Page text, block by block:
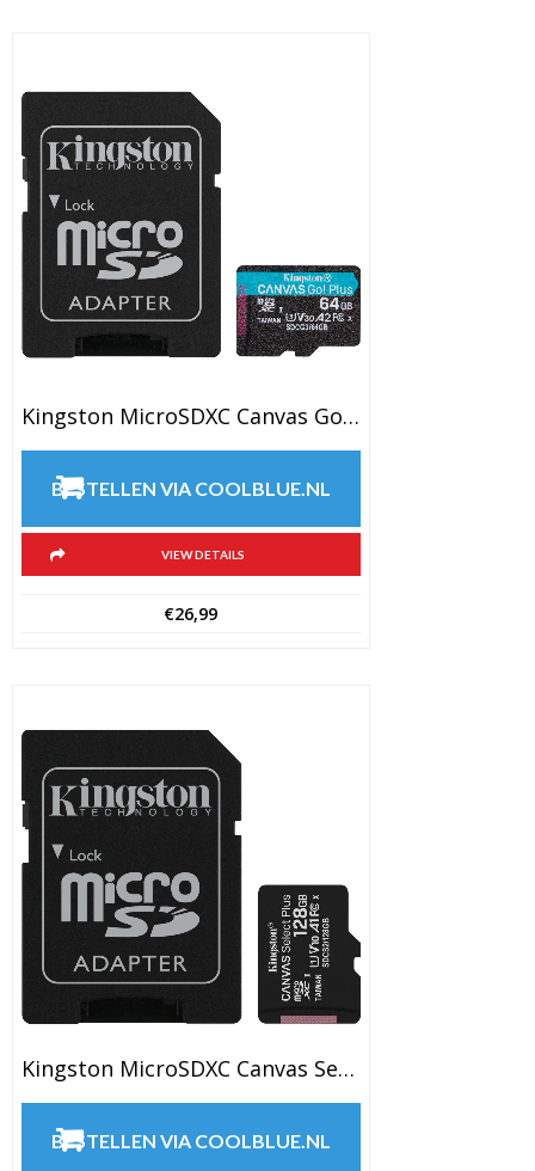
Kingston MicroSDXC Canvas Go Plus 64GB
BESTELLEN VIA COOLBLUE.NL
VIEW DETAILS
€26,99
Kingston MicroSDXC Canvas Select Plus 128GB 100 MB/s + SD Adapter
BESTELLEN VIA COOLBLUE.NL